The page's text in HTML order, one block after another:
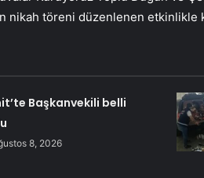
nikah töreni düzenlenen etkinlikle
Başkanvekili belli
8, 2026